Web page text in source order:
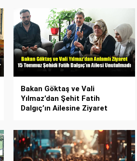
Bakan Göktaş ve Vali
Yılmaz’dan Şehit Fatih
Dalgıç’ın Ailesine Ziyaret